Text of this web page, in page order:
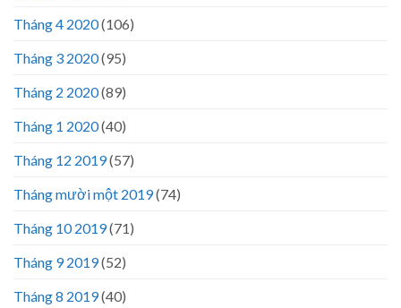
Tháng 4 2020(106)
Tháng 3 2020(95)
Tháng 2 2020(89)
Tháng 1 2020(40)
Tháng 12 2019(57)
Tháng mười một 2019(74)
Tháng 10 2019(71)
Tháng 9 2019(52)
Tháng 8 2019(40)